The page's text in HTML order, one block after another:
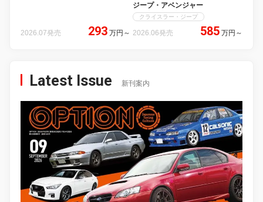
2026.07発売 293 万円 ～
ジープ・アベンジャー
クライスラー・ジープ
2026.06発売 585 万円 ～
Latest Issue 新刊案内